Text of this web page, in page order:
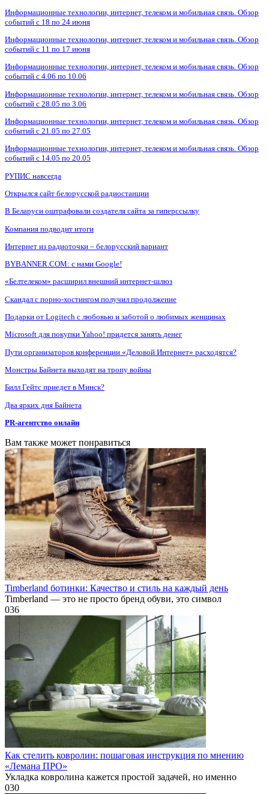
Информационные технологии, интернет, телеком и мобильная связь. Обзор
событий с 18 по 24 июня
Информационные технологии, интернет, телеком и мобильная связь. Обзор
событий с 11 по 17 июня
Информационные технологии, интернет, телеком и мобильная связь. Обзор
событий с 4.06 по 10.06
Информационные технологии, интернет, телеком и мобильная связь. Обзор
событий с 28.05 по 3.06
Информационные технологии, интернет, телеком и мобильная связь. Обзор
событий с 21.05 по 27.05
Информационные технологии, интернет, телеком и мобильная связь. Обзор
событий с 14.05 по 20.05
РУПИС навсегда
Открылся сайт белорусской радиостанции
В Беларуси оштрафовали создателя сайта за гиперссылку
Компания подводит итоги
Интернет из радиоточки – белорусский вариант
BYBANNER.COM: c нами Google!
«Белтелеком» расширил внешний интернет-шлюз
Скандал с порно-хостингом получил продолжение
Подарки от Logitech с любовью и заботой о любимых женщинах
Microsoft для покупки Yahoo! придется занять денег
Пути организаторов конференции «Деловой Интернет» расходятся?
Монстры Байнета выходят на тропу войны
Билл Гейтс приедет в Минск?
Два ярких дня Байнета
PR-агентство онлайн
Вам также может понравиться
Timberland ботинки: Качество и стиль на каждый день
Timberland — это не просто бренд обуви, это символ
036
Как стелить ковролин: пошаговая инструкция по мнению
«Лемана ПРО»
Укладка ковролина кажется простой задачей, но именно
030